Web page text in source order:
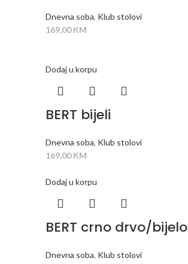
Dnevna soba, Klub stolovi
169,00KM
Dodaj u korpu
BERT bijeli
Dnevna soba, Klub stolovi
169,00KM
Dodaj u korpu
BERT crno drvo/bijelo
Dnevna soba, Klub stolovi